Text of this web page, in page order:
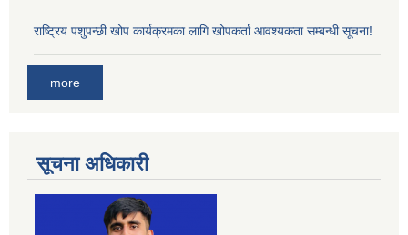
राष्ट्रिय पशुपन्छी खोप कार्यक्रमका लागि खोपकर्ता आवश्यकता सम्बन्धी सूचना!
more
सूचना अधिकारी